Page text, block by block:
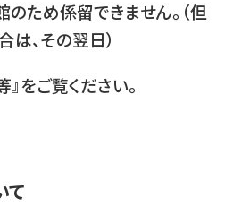
ため係留できません。（但
、その翌日）
をご覧ください。
て